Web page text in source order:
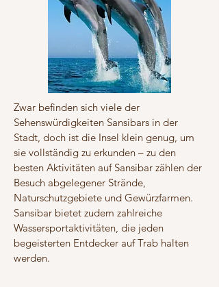
Zwar befinden sich viele der
Sehenswürdigkeiten Sansibars in der
Stadt, doch ist die Insel klein genug, um
sie vollständig zu erkunden – zu den
besten Aktivitäten auf Sansibar zählen der
Besuch abgelegener Strände,
Naturschutzgebiete und Gewürzfarmen.
Sansibar bietet zudem zahlreiche
Wassersportaktivitäten, die jeden
begeisterten Entdecker auf Trab halten
werden.